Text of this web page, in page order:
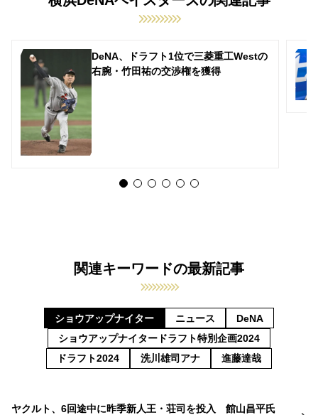
DeNA、ドラフト1位で三菱重工Westの
右腕・竹田祐の交渉権を獲得
関連キーワードの最新記事
ショウアップナイター ニュース
DeNA
ショウアップナイタードラフト特別企画2024
ドラフト2024
洗川雄司アナ 進藤達哉
ヤクルト、6回途中に昨季新人王・荘司を投入 館山昌平氏